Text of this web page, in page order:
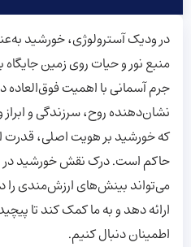
در ودیک آسترولوژی، خورشید
منبع نور و حیات روی زمین
جرم آسمانی با اهمیت فوق‌العاده
نشان‌دهنده روح، سرزندگی و
که خورشید بر هویت اصلی،
حاکم است. درک نقش خورشید در
می‌تواند بینش‌های ارزش‌مندی را
ارائه دهد و به ما کمک کند تا
اطمینان دنبال کنیم.